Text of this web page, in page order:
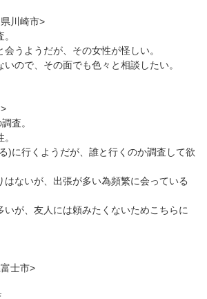
川崎市>
うようだが、その女性が怪しい。
ので、その面でも色々と相談したい。
査。
)に行くようだが、誰と行くのか調査して欲
はないが、出張が多い為頻繁に会っている
いが、友人には頼みたくないためこちらに
士市>